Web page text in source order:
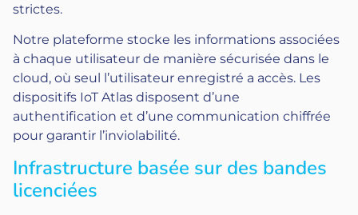
strictes.
Notre plateforme stocke les informations associées
à chaque utilisateur de manière sécurisée dans le
cloud, où seul l’utilisateur enregistré a accès. Les
dispositifs IoT Atlas disposent d’une
authentification et d’une communication chiffrée
pour garantir l’inviolabilité.
Infrastructure basée sur des bandes
licenciées